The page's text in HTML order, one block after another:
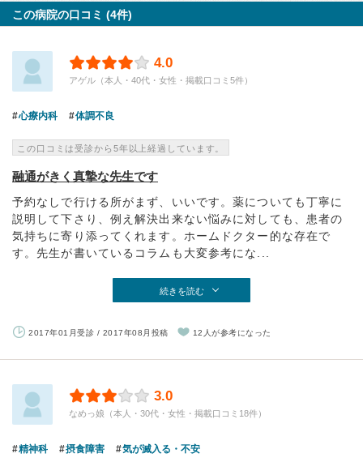
この病院の口コミ (4件)
4.0
アゲル（本人・40代・女性・掲載口コミ5件）
心療内科 体調不良
この口コミは受診から5年以上経過しています。
融通がきく真摯な先生です
予約なしで行ける所がまず、いいです。薬についても丁寧に
説明して下さり、例え解決出来ない悩みに対しても、患者の
気持ちに寄り添ってくれます。ホームドクター的な存在で
す。先生が書いているコラムも大変参考にな...
続きを読む
2017年01月受診 / 2017年08月投稿 12人が参考になった
3.0
なめっ娘（本人・30代・女性・掲載口コミ18件）
精神科 摂食障害 気が滅入る・不安